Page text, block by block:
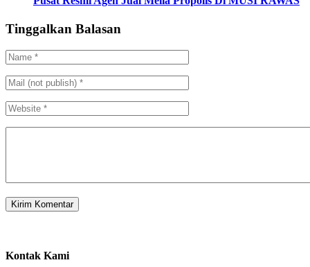
Tinggalkan Balasan
Kontak Kami